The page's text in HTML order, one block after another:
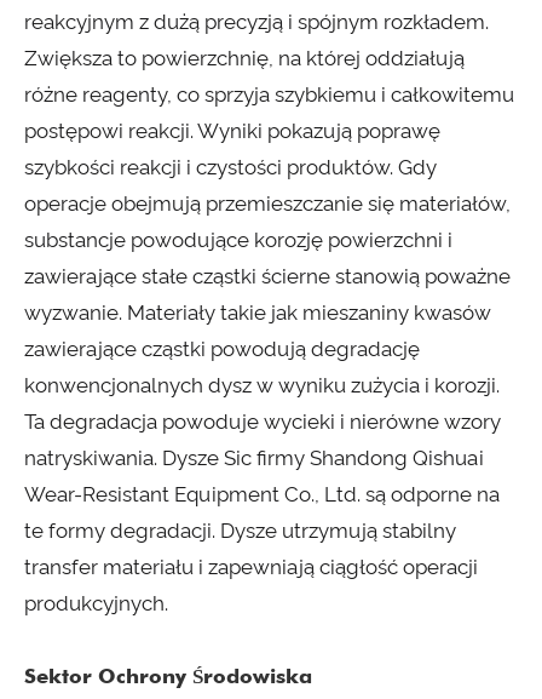
reakcyjnym z dużą precyzją i spójnym rozkładem.
Zwiększa to powierzchnię, na której oddziałują
różne reagenty, co sprzyja szybkiemu i całkowitemu
postępowi reakcji. Wyniki pokazują poprawę
szybkości reakcji i czystości produktów. Gdy
operacje obejmują przemieszczanie się materiałów,
substancje powodujące korozję powierzchni i
zawierające stałe cząstki ścierne stanowią poważne
wyzwanie. Materiały takie jak mieszaniny kwasów
zawierające cząstki powodują degradację
konwencjonalnych dysz w wyniku zużycia i korozji.
Ta degradacja powoduje wycieki i nierówne wzory
natryskiwania. Dysze Sic firmy Shandong Qishuai
Wear-Resistant Equipment Co., Ltd. są odporne na
te formy degradacji. Dysze utrzymują stabilny
transfer materiału i zapewniają ciągłość operacji
produkcyjnych.
Sektor Ochrony Środowiska